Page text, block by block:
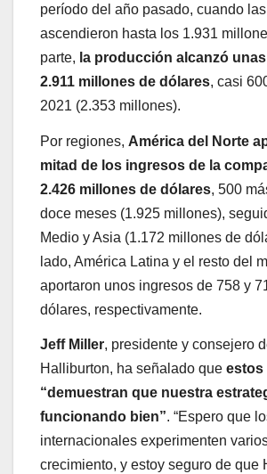
período del año pasado, cuando
ascendieron hasta los 1.931
parte, la producción alcanzó
2.911 millones de dólares, casi
2021 (2.353 millones).
Por regiones, América del Norte
mitad de los ingresos de la
2.426 millones de dólares, 500
doce meses (1.925 millones),
Medio y Asia (1.172 millones de
lado, América Latina y el resto del
aportaron unos ingresos de 758 y
dólares, respectivamente.
Jeff Miller, presidente y consejero
Halliburton, ha señalado que estos
“demuestran que nuestra
funcionando bien”. “Espero que
internacionales experimenten
crecimiento, y estoy seguro de que